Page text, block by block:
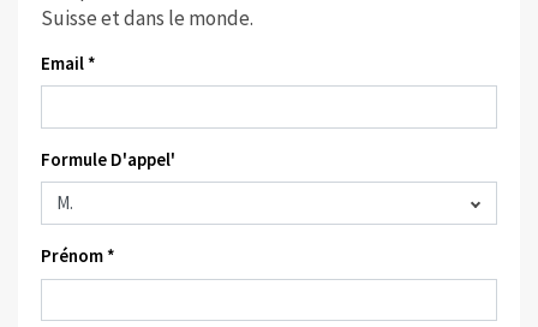
Suisse et dans le monde.
Email *
Formule D'appel'
Prénom *